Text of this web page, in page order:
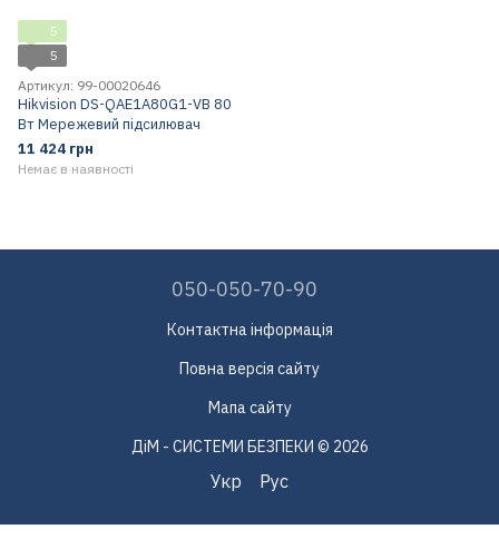
5
5
Артикул: 99-00020646
Hikvision DS-QAE1A80G1-VB 80
Вт Мережевий підсилювач
11 424 грн
Немає в наявності
050-050-70-90
Контактна інформація
Повна версія сайту
Мапа сайту
ДіМ - СИСТЕМИ БЕЗПЕКИ © 2026
Укр Рус